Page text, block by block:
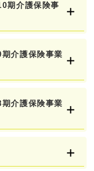
期介護保険事
介護保険事業
介護保険事業